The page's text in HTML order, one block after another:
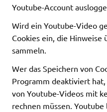
Youtube-Account
Wird ein Youtube-Video
Cookies ein, die
sammeln.
Wer das Speichern von
Programm deaktiviert
von Youtube-Videos mit
rechnen müssen.